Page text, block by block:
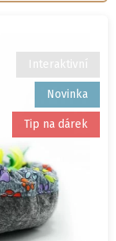
Interaktivní
Novinka
Tip na dárek